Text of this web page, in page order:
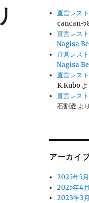
直営レス
cancan-
直営レス
Nagisa
直営レス
Nagisa
直営レス
K.Kubo よ
直営レス
石割透 より
アーカイ
2025年5月
2025年4月
2023年3月